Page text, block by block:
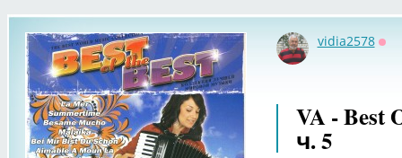
vidia2578
VA - Best
ч. 5